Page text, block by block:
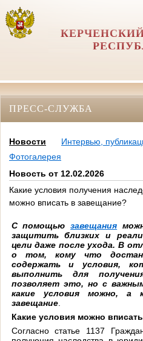
ПРЕСС-СЛУЖБА
Новости
Интервью,
Фотогалерея
Новость от 12.02.2026
Какие условия получения
можно вписать в завещание?
С помощьюзавещания
защитить близких и
цели даже после ухода. В
о том, кому что
содержать и условия,
выполнить для
позволяет это, но с
какие условия можно, а
завещание.
Какие условия можно
Согласно статье 1137